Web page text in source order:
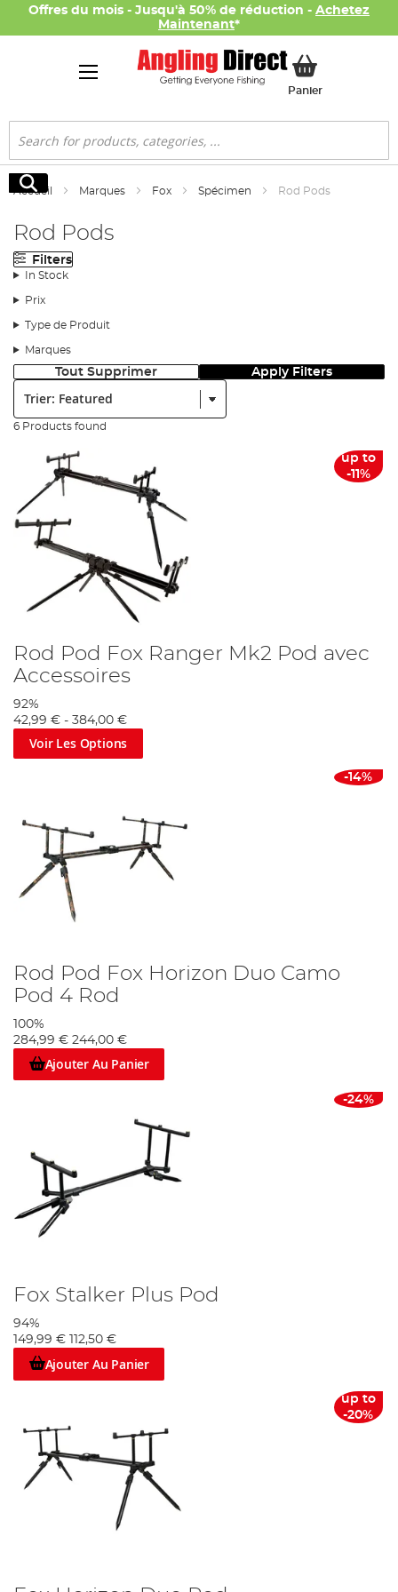
Offres du mois - Jusqu'à 50% de réduction - Achetez
Maintenant*
PanierMon panier
Rechercher
Rechercher
Accueil Marques Fox Spécimen Rod Pods
Rod Pods
Filters
In Stock
Prix
Type de Produit
Marques
Tout Supprimer Apply Filters
6 Products found
up to
-11%
Rod Pod Fox Ranger Mk2 Pod avec
Accessoires
92%
42,99 € - 384,00 €
Voir Les Options
-14%
Rod Pod Fox Horizon Duo Camo
Pod 4 Rod
100%
284,99 € 244,00 €
Ajouter Au Panier
-24%
Fox Stalker Plus Pod
94%
149,99 €
112,50 €
Ajouter Au Panier
up to
-20%